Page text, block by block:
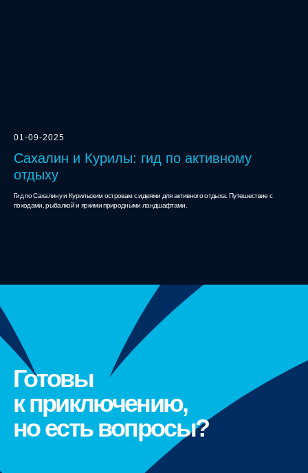
01-09-2025
Сахалин и Курилы: гид по активному
отдыху
Гид по Сахалину и Курильским островам с идеями для активного отдыха. Путешествие с
походами, рыбалкой и яркими природными ландшафтами.
Готовы
к приключению,
но есть вопросы?